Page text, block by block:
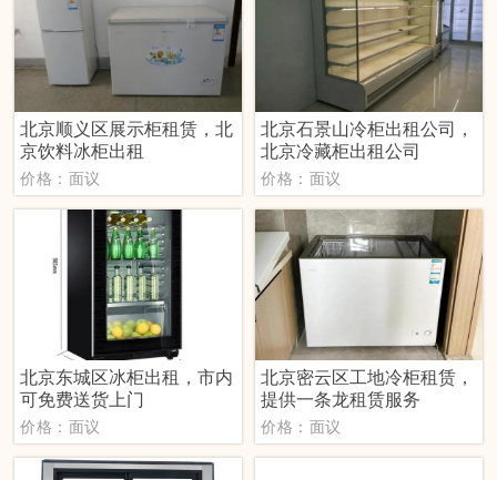
北京顺义区展示柜租赁，北
京饮料冰柜出租
价格：面议
北京石景山冷柜出租公司，
北京冷藏柜出租公司
价格：面议
北京东城区冰柜出租，市内
可免费送货上门
价格：面议
北京密云区工地冷柜租赁，
提供一条龙租赁服务
价格：面议